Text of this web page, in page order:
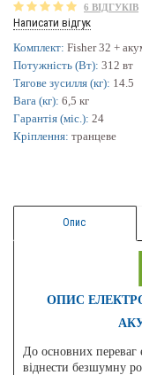
6 ВІДГУКІВ
Написати відгук
Комплект: Fisher 32 +
Потужність (Вт): 312 вт
Тягове зусилля (кг): 14.5
Вага (кг): 6,5 кг
Гарантія (міс.): 24
Кріплення: транцеве
Опис
ОПИС
До основних
віднести безшумну